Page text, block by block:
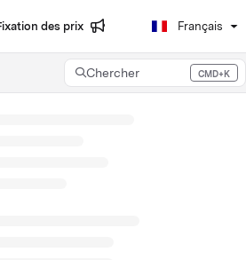
des prix Français
Chercher CMD+K
Press CMD+K to open search